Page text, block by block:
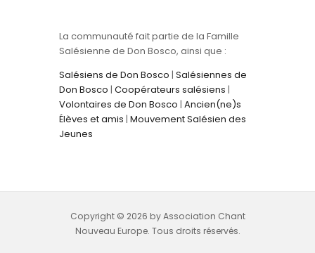
La communauté fait partie de la Famille
Salésienne de Don Bosco, ainsi que :
Salésiens de Don Bosco | Salésiennes de
Don Bosco | Coopérateurs salésiens |
Volontaires de Don Bosco | Ancien(ne)s
Élèves et amis | Mouvement Salésien des
Jeunes
Copyright © 2026 by Association Chant
Nouveau Europe. Tous droits réservés.